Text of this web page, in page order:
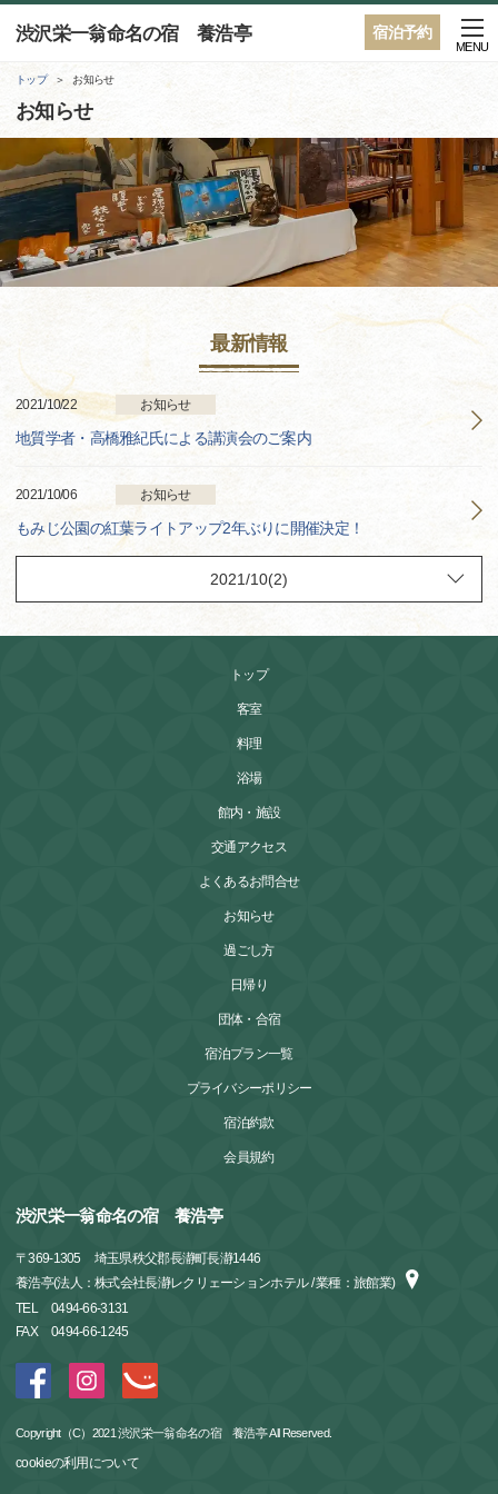
宿泊予約
渋沢栄一翁命名の宿 養浩亭
MENU
トップ お知らせ
お知らせ
最新情報
2021/10/22 お知らせ
地質学者・高橋雅紀氏による講演会のご案内
2021/10/06 お知らせ
もみじ公園の紅葉ライトアップ2年ぶりに開催決定！
トップ
客室
料理
浴場
館内・施設
交通アクセス
よくあるお問合せ
お知らせ
過ごし方
日帰り
団体・合宿
宿泊プラン一覧
プライバシーポリシー
宿泊約款
会員規約
渋沢栄一翁命名の宿 養浩亭
〒369-1305
埼玉県秩父郡長瀞町長瀞1446
養浩亭(法人：株式会社長瀞レクリェーションホテル / 業種：旅館業)
TEL
0494-66-3131
FAX
0494-66-1245
Copyright（C）2021 渋沢栄一翁命名の宿 養浩亭 All Reserved.
cookieの利用について